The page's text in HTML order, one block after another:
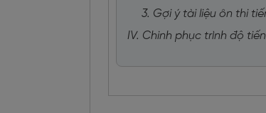
3. Gợi ý tài liệu ôn thi
IV. Chinh phục trình độ